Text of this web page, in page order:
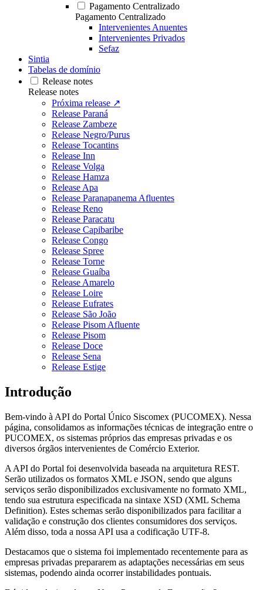
Pagamento Centralizado
Pagamento Centralizado
Intervenientes Anuentes
Intervenientes Privados
Sefaz
Sintia
Tabelas de domínio
Release notes
Release notes
Próxima release ↗
Release Paraná
Release Zambeze
Release Negro/Purus
Release Tocantins
Release Inn
Release Volga
Release Hamza
Release Apa
Release Paranapanema Afluentes
Release Reno
Release Paracatu
Release Capibaribe
Release Congo
Release Spree
Release Torne
Release Guaíba
Release Amarelo
Release Loire
Release Eufrates
Release São João
Release Pisom Afluente
Release Pisom
Release Doce
Release Sena
Release Estige
Introdução
Bem-vindo à API do Portal Único Siscomex (PUCOMEX). Nessa
página, consolidamos as informações técnicas de integração entre o
PUCOMEX, os sistemas próprios das empresas privadas e os
diversos órgãos intervenientes de Comércio Exterior.
A API do Portal foi desenvolvida baseada na arquitetura REST.
Serão utilizados os formatos XML e JSON, sendo que alguns
serviços serão disponibilizados exclusivamente no formato XML,
tendo sua estrutura especificada na sintaxe XSD (XML Schema
Definition). Estes schemas serão disponibilizados para facilitar a
validação e construção dos clientes consumidores dos serviços.
Além disso, toda a nossa API usa a codificação UTF-8.
Destacamos que o sistema foi implementado recentemente para as
empresas privadas prepararem as adaptações necessárias em seus
sistemas, podendo ainda ocorrer instabilidades pontuais.